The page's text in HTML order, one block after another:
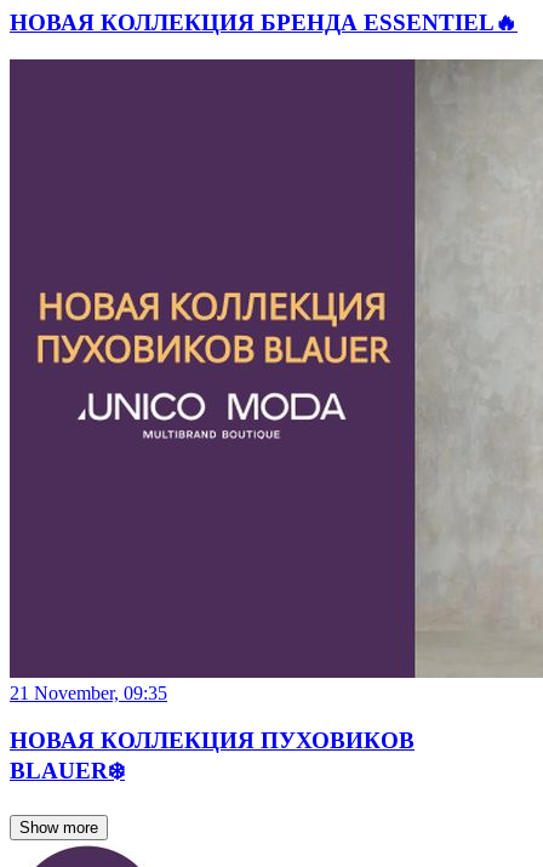
НОВАЯ КОЛЛЕКЦИЯ БРЕНДА ESSENTIEL🔥
21 November, 09:35
НОВАЯ КОЛЛЕКЦИЯ ПУХОВИКОВ
BLAUER❄️
Show more